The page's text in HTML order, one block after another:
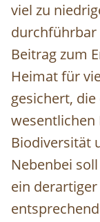
viel zu
durchführbar
Beitrag zum
Heimat für
gesichert,
wesentlichen
Biodiversität
Nebenbei
ein